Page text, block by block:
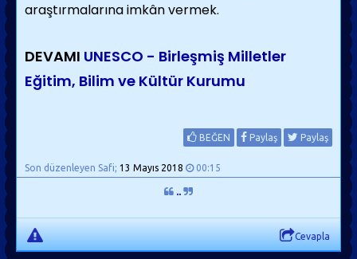
araştırmalarına imkân vermek.
DEVAMI UNESCO - Birleşmiş Milletler
Eğitim, Bilim ve Kültür Kurumu
BEĞEN Paylaş Paylaş
Son düzenleyen Safi; 13 Mayıs 2018 00:15
..
Cevapla